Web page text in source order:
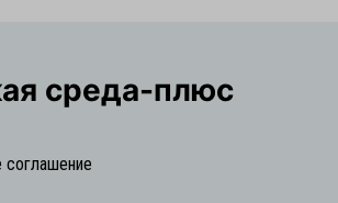
cреда-плюс
соглашение